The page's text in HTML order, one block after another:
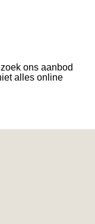
ons aanbod
alles online